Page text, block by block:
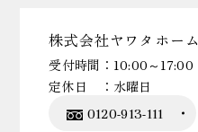
株式会社ヤワタホーム
受付時間： 10:00～17:00
定休日 ： 水曜日
0120-913-111